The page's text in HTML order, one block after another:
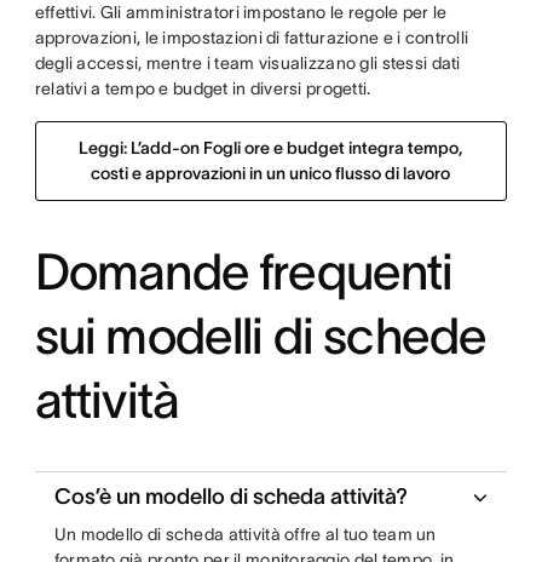
effettivi. Gli amministratori impostano le regole per le
approvazioni, le impostazioni di fatturazione e i controlli
degli accessi, mentre i team visualizzano gli stessi dati
relativi a tempo e budget in diversi progetti.
Leggi: L’add-on Fogli ore e budget integra tempo,
costi e approvazioni in un unico flusso di lavoro
Domande frequenti
sui modelli di schede
attività
Cos’è un modello di scheda attività?
Un modello di scheda attività offre al tuo team un